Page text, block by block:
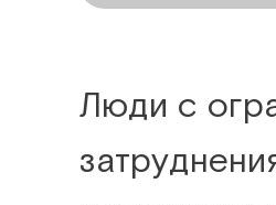
Люди с